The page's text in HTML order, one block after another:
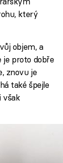
který
objem, a
je proto dobře
znovu je
také špejle
však